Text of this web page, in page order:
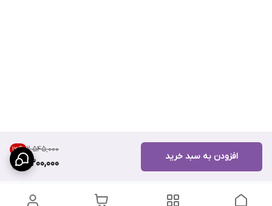
۲٬۵۴۵٬۰۰۰ 13%
2,200,000
افزودن به سبد خرید